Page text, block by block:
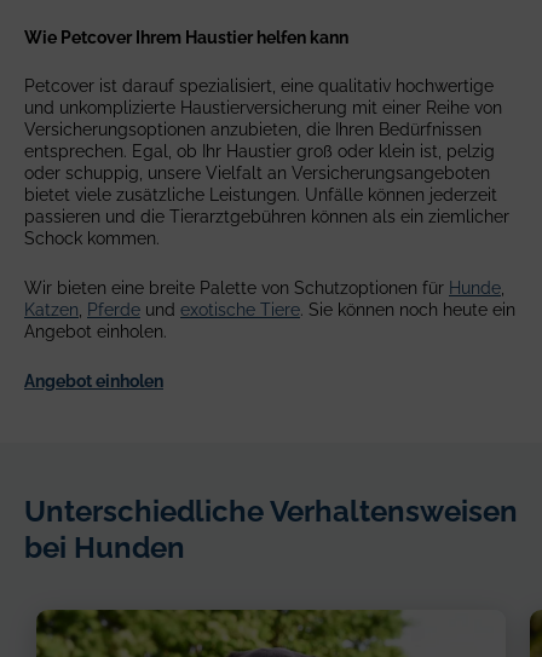
Wie Petcover Ihrem Haustier helfen kann
Petcover ist darauf spezialisiert, eine qualitativ hochwertige
und unkomplizierte Haustierversicherung mit einer Reihe von
Versicherungsoptionen anzubieten, die Ihren Bedürfnissen
entsprechen. Egal, ob Ihr Haustier groß oder klein ist, pelzig
oder schuppig, unsere Vielfalt an Versicherungsangeboten
bietet viele zusätzliche Leistungen. Unfälle können jederzeit
passieren und die Tierarztgebühren können als ein ziemlicher
Schock kommen.
Wir bieten eine breite Palette von Schutzoptionen für Hunde
Katzen
Pferde und exotische Tiere . Sie können noch heute ein
Angebot einholen.
Angebot einholen
Unterschiedliche Verhaltensweisen
bei Hunden